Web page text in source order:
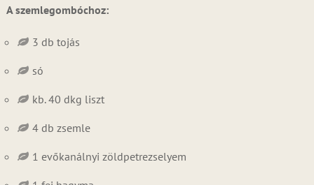
A szemlegombóchoz:
3 db tojás
só
kb. 40 dkg liszt
4 db zsemle
1 evőkanálnyi zöldpetrezselyem